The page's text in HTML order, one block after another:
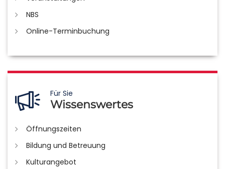
NBS
Online-Terminbuchung
Für Sie
Wissenswertes
Öffnungszeiten
Bildung und Betreuung
Kulturangebot